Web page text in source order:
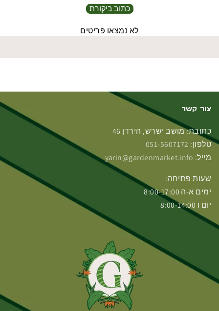
כתוב ביקורת
לא נמצאו פריטים
צור קשר
כתובת: מושב ישרש, הירדן 46
טלפון: 051-5607172
מייל: yarin@gardenmarket.info
שעות פתיחה:
ימים א-ה 8:00-17:00
יום ו 8:00-14:00